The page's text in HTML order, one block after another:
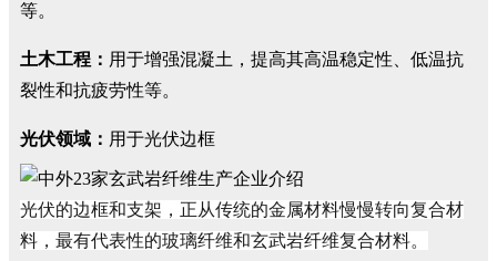
等。
土木工程： 用于增强混凝土，提高其高温稳定性、低温抗
裂性和抗疲劳性等。
光伏领域： 用于光伏边框
光伏的边框和支架，正从传统的金属材料慢慢转向复合材
料，最有代表性的玻璃纤维和玄武岩纤维复合材料。